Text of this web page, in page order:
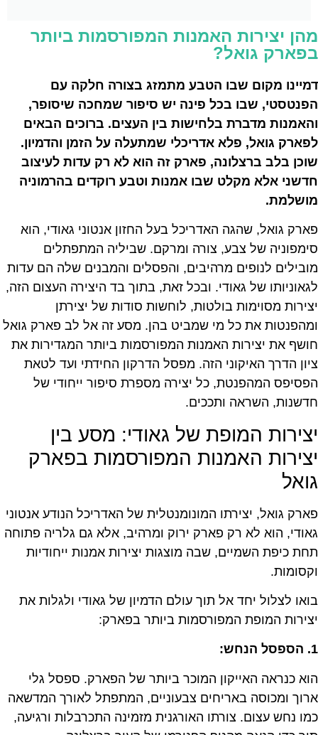
מהן יצירות האמנות המפורסמות ביותר
בפארק גואל?
דמיינו מקום שבו הטבע מתמזג בצורה חלקה עם
הפנטסטי, שבו בכל פינה יש סיפור שמחכה שיסופר,
והאמנות מדברת בלחישות בין העצים. ברוכים הבאים
לפארק גואל, פלא אדריכלי שמתעלה על הזמן והדמיון.
שוכן בלב ברצלונה, פארק זה הוא לא רק עדות לעיצוב
חדשני אלא מקלט שבו אמנות וטבע רוקדים בהרמוניה
מושלמת.
פארק גואל, שהגה האדריכל בעל החזון אנטוני גאודי, הוא
סימפוניה של צבע, צורה ומרקם. שביליה המתפתלים
מובילים לנופים מרהיבים, והפסלים והמבנים שלה הם עדות
לגאוניותו של גאודי. ובכל זאת, בתוך בד היצירה העצום הזה,
יצירות מסוימות בולטות, לוחשות סודות של יצירתן
ומהפנטות את כל מי שמביט בהן. מסע זה אל לב פארק גואל
חושף את יצירות האמנות המפורסמות ביותר המגדירות את
ציון הדרך האיקוני הזה. מפסל הדרקון החידתי ועד לטאת
הפסיפס המהפנטת, כל יצירה מספרת סיפור ייחודי של
חדשנות, השראה ותככים.
יצירות המופת של גאודי: מסע בין
יצירות האמנות המפורסמות בפארק
גואל
פארק גואל, יצירתו המונומנטלית של האדריכל הנודע אנטוני
גאודי, הוא לא רק פארק ירוק ומרהיב, אלא גם גלריה פתוחה
תחת כיפת השמיים, שבה מוצגות יצירות אמנות ייחודיות
וקסומות.
בואו לצלול יחד אל תוך עולם הדמיון של גאודי ולגלות את
יצירות המופת המפורסמות ביותר בפארק:
1. הספסל הנחש:
הוא כנראה האייקון המוכר ביותר של הפארק. ספסל גלי
ארוך ומכוסה באריחים צבעוניים, המתפתל לאורך המדשאה
כמו נחש עצום. צורתו האורגנית מזמינה התכרבלות ורגיעה,